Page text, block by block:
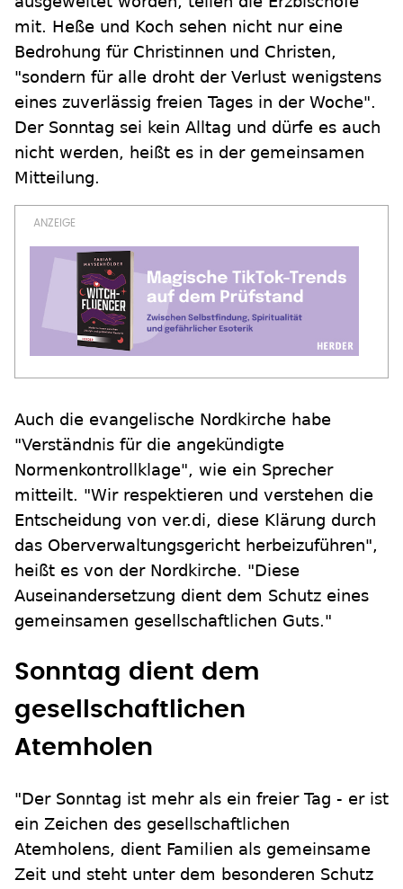
mit. Heße und Koch sehen nicht nur eine
Bedrohung für Christinnen und Christen,
"sondern für alle droht der Verlust wenigstens
eines zuverlässig freien Tages in der Woche".
Der Sonntag sei kein Alltag und dürfe es auch
nicht werden, heißt es in der gemeinsamen
Mitteilung.
Auch die evangelische Nordkirche habe
"Verständnis für die angekündigte
Normenkontrollklage", wie ein Sprecher
mitteilt. "Wir respektieren und verstehen die
Entscheidung von ver.di, diese Klärung durch
das Oberverwaltungsgericht herbeizuführen",
heißt es von der Nordkirche. "Diese
Auseinandersetzung dient dem Schutz eines
gemeinsamen gesellschaftlichen Guts."
Sonntag dient dem
gesellschaftlichen
Atemholen
"Der Sonntag ist mehr als ein freier Tag - er ist
ein Zeichen des gesellschaftlichen
Atemholens, dient Familien als gemeinsame
Zeit und steht unter dem besonderen Schutz